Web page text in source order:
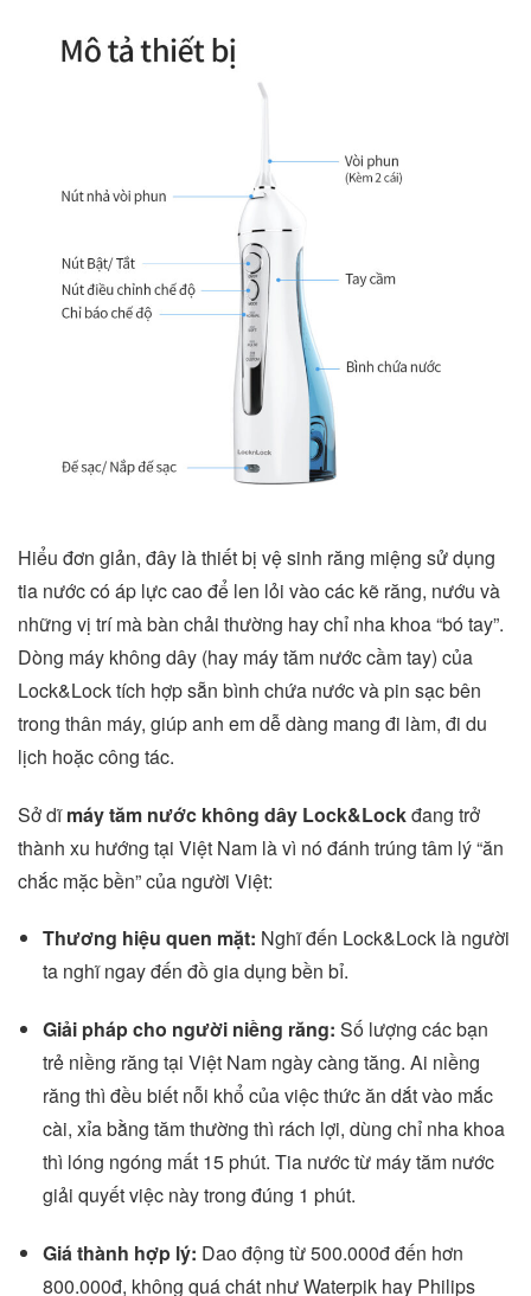
Hiểu đơn giản, đây là thiết bị vệ sinh răng miệng sử dụng
tia nước có áp lực cao để len lỏi vào các kẽ răng, nướu và
những vị trí mà bàn chải thường hay chỉ nha khoa “bó tay”.
Dòng máy không dây (hay máy tăm nước cầm tay) của
Lock&Lock tích hợp sẵn bình chứa nước và pin sạc bên
trong thân máy, giúp anh em dễ dàng mang đi làm, đi du
lịch hoặc công tác.
Sở dĩmáy tăm nước không dây Lock&Lockđang trở
thành xu hướng tại Việt Nam là vì nó đánh trúng tâm lý “ăn
chắc mặc bền” của người Việt:
Thương hiệu quen mặt: Nghĩ đến Lock&Lock là người
ta nghĩ ngay đến đồ gia dụng bền bỉ.
Giải pháp cho người niềng răng: Số lượng các bạn
trẻ niềng răng tại Việt Nam ngày càng tăng. Ai niềng
răng thì đều biết nỗi khổ của việc thức ăn dắt vào mắc
cài, xỉa bằng tăm thường thì rách lợi, dùng chỉ nha khoa
thì lóng ngóng mất 15 phút. Tia nước từ máy tăm nước
giải quyết việc này trong đúng 1 phút.
Giá thành hợp lý: Dao động từ 500.000đ đến hơn
800.000đ, không quá chát như Waterpik hay Philips